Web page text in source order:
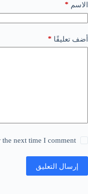
الاسم *
أضف تعليقًا *
next time I comment.
إرسال التعليق